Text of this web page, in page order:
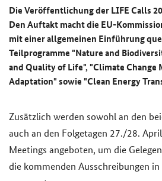
Die Ver­öf­fent­li­chung derLIFE Calls
Den Auf­takt macht die EU-​
mit einer all­ge­mei­nen Ein­füh­rung
Teilprogramme "Nature and
and Quality of Life", "Climate Change
Adaptation" sowie "Clean Energy
Zu­sätz­lich wer­den so­wohl an den
auch an den Fol­ge­ta­gen 27./28.
Mee­tings an­ge­bo­ten, um die
die kom­men­den Aus­schrei­bun­gen